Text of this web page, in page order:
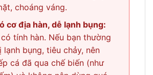
choáng váng.
cơ địa hàn, dễ lạnh bụng:
tính hàn. Nếu bạn thường
lạnh bụng, tiêu chảy, nên
cá đã qua chế biến (như